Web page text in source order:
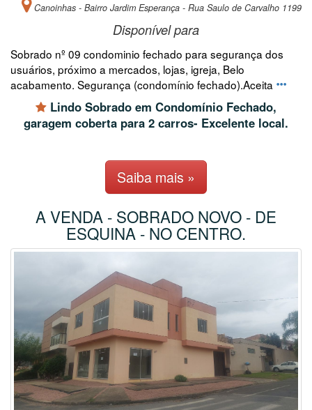
Canoinhas - Bairro Jardim Esperança - Rua Saulo de Carvalho 1199
Disponível para
Sobrado nº 09 condominio fechado para segurança dos
usuários, próximo a mercados, lojas, igreja, Belo
acabamento. Segurança (condomínio fechado).Aceita
Lindo Sobrado em Condomínio Fechado,
garagem coberta para 2 carros- Excelente local.
Saiba mais »
A VENDA - SOBRADO NOVO - DE
ESQUINA - NO CENTRO.